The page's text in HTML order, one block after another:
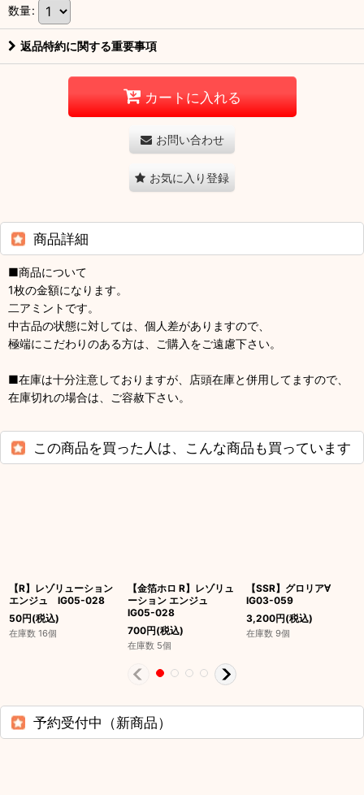
数量:
返品特約に関する重要事項
カートに入れる
お問い合わせ
お気に入り登録
商品詳細
■商品について
1枚の金額になります。
二アミントです。
中古品の状態に対しては、個人差がありますので、
極端にこだわりのある方は、ご購入をご遠慮下さい。
■在庫は十分注意しておりますが、店頭在庫と併用してますので、
在庫切れの場合は、ご容赦下さい。
この商品を買った人は、こんな商品も買っています
【R】レゾリューション
エンジュ IG05-028
50円(税込)
在庫数 16個
【金箔ホロ R】レゾリュ
ーション エンジュ
IG05-028
700円(税込)
在庫数 5個
【SSR】グロリア∀
IG03-059
3,200円(税込)
在庫数 9個
予約受付中（新商品）